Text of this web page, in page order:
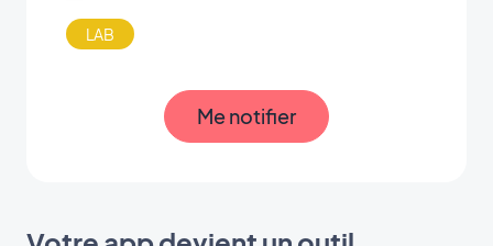
LAB
Me notifier